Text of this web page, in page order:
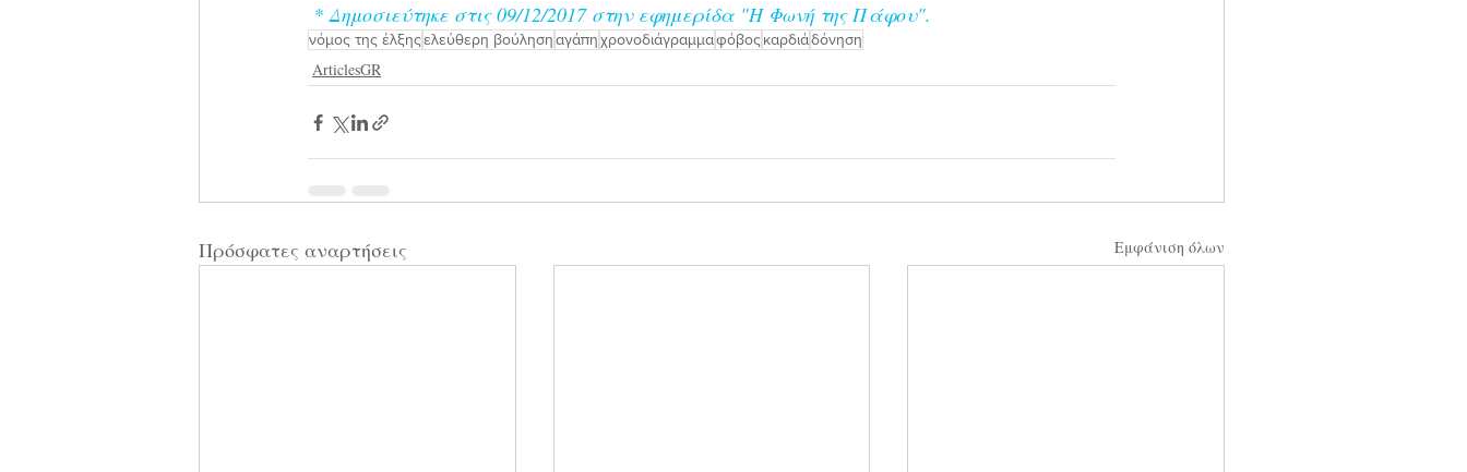
* Δημοσιεύτηκε στις 09/12/2017 στην εφημερίδα "Η Φωνή της Πάφου".
νόμος της έλξηςελεύθερη βούλησηαγάπηχρονοδιάγραμμαφόβοςκαρδιάδόνηση
ArticlesGR
Πρόσφατες αναρτήσεις Εμφάνιση όλων